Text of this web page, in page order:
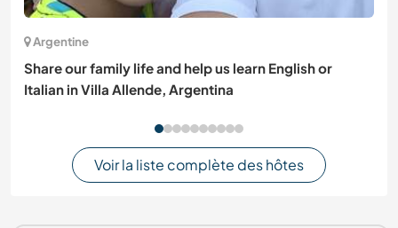
Argentine
Share our family life and help us learn English or
Italian in Villa Allende, Argentina
Voir la liste complète des hôtes